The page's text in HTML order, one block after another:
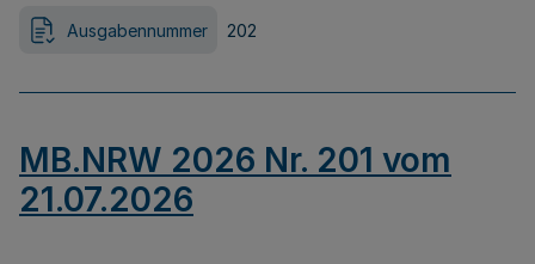
Ausgabennummer 202
MB.NRW 2026 Nr. 201 vom
21.07.2026